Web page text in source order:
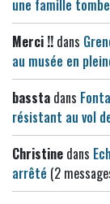
une famille
Merci !! dans
au musée en
bassta dans
résistant au vol
Christine dans
arrêté (2